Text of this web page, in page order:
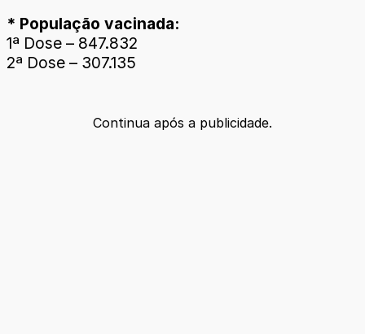
* População vacinada:
1ª Dose – 847.832
2ª Dose – 307.135
Continua após a publicidade.